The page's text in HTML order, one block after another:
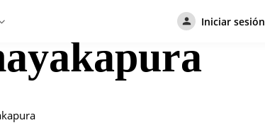
Iniciar sesión